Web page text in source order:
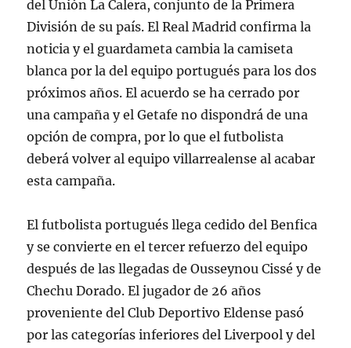
del Unión La Calera, conjunto de la Primera
División de su país. El Real Madrid confirma la
noticia y el guardameta cambia la camiseta
blanca por la del equipo portugués para los dos
próximos años. El acuerdo se ha cerrado por
una campaña y el Getafe no dispondrá de una
opción de compra, por lo que el futbolista
deberá volver al equipo villarrealense al acabar
esta campaña.
El futbolista portugués llega cedido del Benfica
y se convierte en el tercer refuerzo del equipo
después de las llegadas de Ousseynou Cissé y de
Chechu Dorado. El jugador de 26 años
proveniente del Club Deportivo Eldense pasó
por las categorías inferiores del Liverpool y del